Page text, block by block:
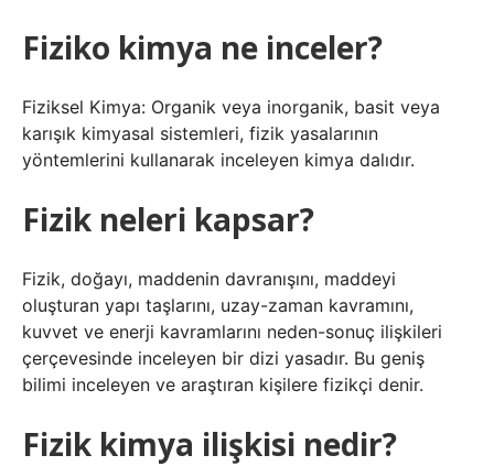
Fiziko kimya ne inceler?
Fiziksel Kimya: Organik veya inorganik, basit veya
karışık kimyasal sistemleri, fizik yasalarının
yöntemlerini kullanarak inceleyen kimya dalıdır.
Fizik neleri kapsar?
Fizik, doğayı, maddenin davranışını, maddeyi
oluşturan yapı taşlarını, uzay-zaman kavramını,
kuvvet ve enerji kavramlarını neden-sonuç ilişkileri
çerçevesinde inceleyen bir dizi yasadır. Bu geniş
bilimi inceleyen ve araştıran kişilere fizikçi denir.
Fizik kimya ilişkisi nedir?